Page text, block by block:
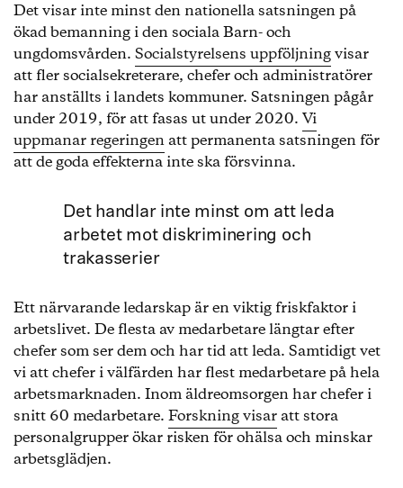
Det visar inte minst den nationella satsningen på
ökad bemanning i den sociala Barn- och
ungdomsvården. Socialstyrelsens uppföljningvisar
att fler socialsekreterare, chefer och administratörer
har anställts i landets kommuner. Satsningen pågår
under 2019, för att fasas ut under 2020. Vi
uppmanar regeringen att permanenta satsningen för
att de goda effekterna inte ska försvinna.
Det handlar inte minst om att leda
arbetet mot diskriminering och
trakasserier
Ett närvarande ledarskap är en viktig friskfaktor i
arbetslivet. De flesta av medarbetare längtar efter
chefer som ser dem och har tid att leda. Samtidigt vet
vi att chefer i välfärden har flest medarbetare på hela
arbetsmarknaden. Inom äldreomsorgen har chefer i
snitt 60 medarbetare. Forskning visar att stora
personalgrupper ökar risken för ohälsa och minskar
arbetsglädjen.